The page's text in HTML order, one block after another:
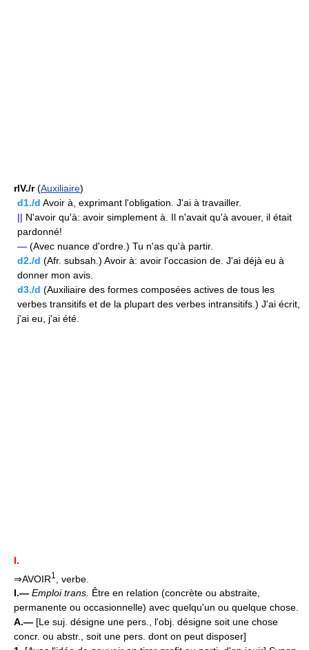
rIV./r(Auxiliaire)
d1./d Avoir à, exprimant l'obligation. J'ai à travailler.
|| N'avoir qu'à: avoir simplement à. Il n'avait qu'à avouer, il était
pardonné!
— (Avec nuance d'ordre.) Tu n'as qu'à partir.
d2./d (Afr. subsah.) Avoir à: avoir l'occasion de. J'ai déjà eu à
donner mon avis.
d3./d (Auxiliaire des formes composées actives de tous les
verbes transitifs et de la plupart des verbes intransitifs.) J'ai écrit,
j'ai eu, j'ai été.
I.
⇒AVOIR1
, verbe.
I.— Emploi trans. Être en relation (concrète ou abstraite,
permanente ou occasionnelle) avec quelqu'un ou quelque chose.
A.— [Le suj. désigne une pers., l'obj. désigne soit une chose
concr. ou abstr., soit une pers. dont on peut disposer]